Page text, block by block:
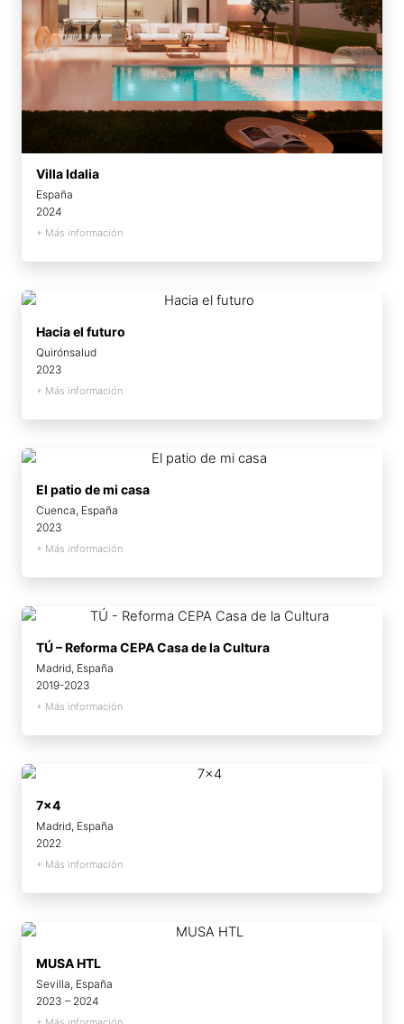
Villa Idalia
España
2024
+ Más información
Hacia el futuro
Quirónsalud
2023
+ Más información
El patio de mi casa
Cuenca, España
2023
+ Más información
TÚ – Reforma CEPA Casa de la Cultura
Madrid, España
2019-2023
+ Más información
7×4
Madrid, España
2022
+ Más información
MUSA HTL
Sevilla, España
2023 – 2024